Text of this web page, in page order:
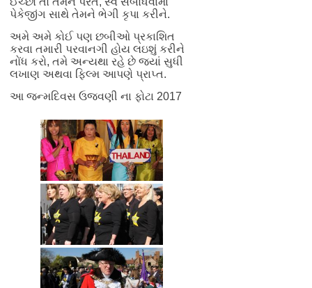
પેકેજીંગ સાથે તેમને ભેગી કૃપા કરીને.
અમે અમે કોઈ પણ છબીઓ પ્રકાશિત
કરવા તમારી પરવાનગી હોય લઇશું કરીને
નોંધ કરો, તમે અન્યથા રહે છે જ્યાં સુધી
લખાણ અથવા ફિલ્મ આપણે પ્રાપ્ત.
આ જન્મદિવસ ઉજવણી ના ફોટા 2017